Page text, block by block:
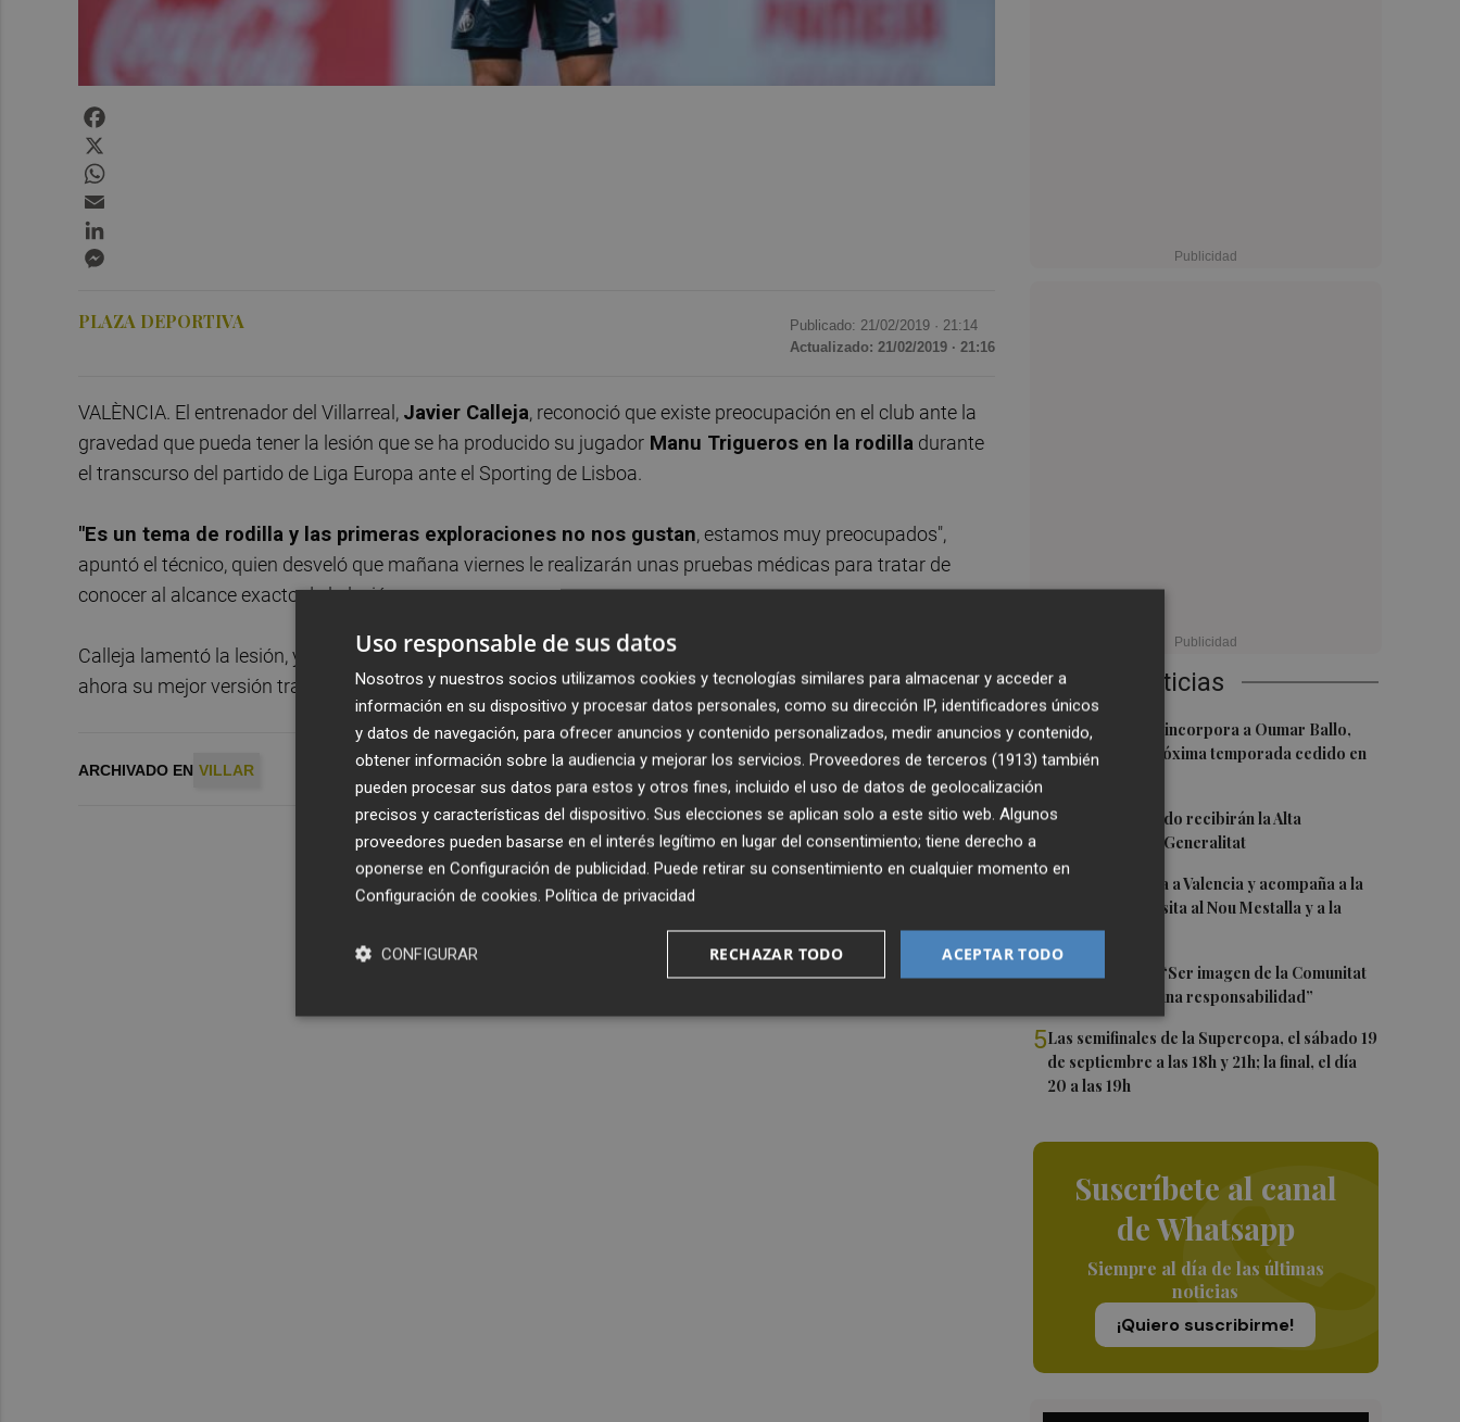
Últimas Noticias
1Valencia Basket incorpora a Oumar Ballo,
que jugará la próxima temporada cedido en
2Ferran y Grimaldo recibirán la Alta
Distinción de la Generalitat
Kiat Lim regresa a Valencia y acompaña a la
plantilla en su visita al Nou Mestalla y a la
Basílica
4Ferran Torres: “Ser imagen de la Comunitat
es un orgullo y una responsabilidad”
5Las semifinales de la Supercopa, el sábado 19
de septiembre a las 18h y 21h; la final, el día
20 a las 19h
Suscríbete al canal
de Whatsapp
Siempre al día de las últimas
noticias
¡Quiero suscribirme!
PLAZA DEPORTIVA Publicado: 21/02/2019 · 21:14
Actualizado: 21/02/2019 · 21:16
VALÈNCIA. El entrenador del Villarreal, Javier Calleja, reconoció que existe preocupación en el club ante la
gravedad que pueda tener la lesión que se ha producido su jugador Manu Trigueros en la rodilla durante
el transcurso del partido de Liga Europa ante el Sporting de Lisboa.
"Es un tema de rodilla y las primeras exploraciones no nos gustan, estamos muy preocupados",
apuntó el técnico, quien desveló que mañana viernes le realizarán unas pruebas médicas para tratar de
conocer al alcance exacto de la lesión.
Calleja lamentó la lesión, ya que aseguró que se trata de un jugador importante que estaba recuperando
ahora su mejor versión tras ser operado el pasado mes de junio en los adductores.
ARCHIVADO EN VILLAR
Uso responsable de sus datos
Nosotros y nuestros socios utilizamos cookies y tecnologías similares para almacenar y acceder a
información en su dispositivo y procesar datos personales, como su dirección IP, identificadores únicos
y datos de navegación, para ofrecer anuncios y contenido personalizados, medir anuncios y contenido,
obtener información sobre la audiencia y mejorar los servicios. Proveedores de terceros (1913) también
pueden procesar sus datos para estos y otros fines, incluido el uso de datos de geolocalización
precisos y características del dispositivo. Sus elecciones se aplican solo a este sitio web. Algunos
proveedores pueden basarse en el interés legítimo en lugar del consentimiento; tiene derecho a
oponerse en Configuración de publicidad. Puede retirar su consentimiento en cualquier momento en
Configuración de cookies. Política de privacidad
ACEPTAR TODO
RECHAZAR TODO
CONFIGURAR